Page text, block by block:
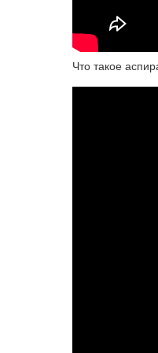
Что такое